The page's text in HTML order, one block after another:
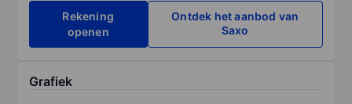
Rekening
openen
Ontdek het aanbod van
Saxo
Grafiek